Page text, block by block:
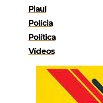
Piauí
Polícia
Política
Vídeos